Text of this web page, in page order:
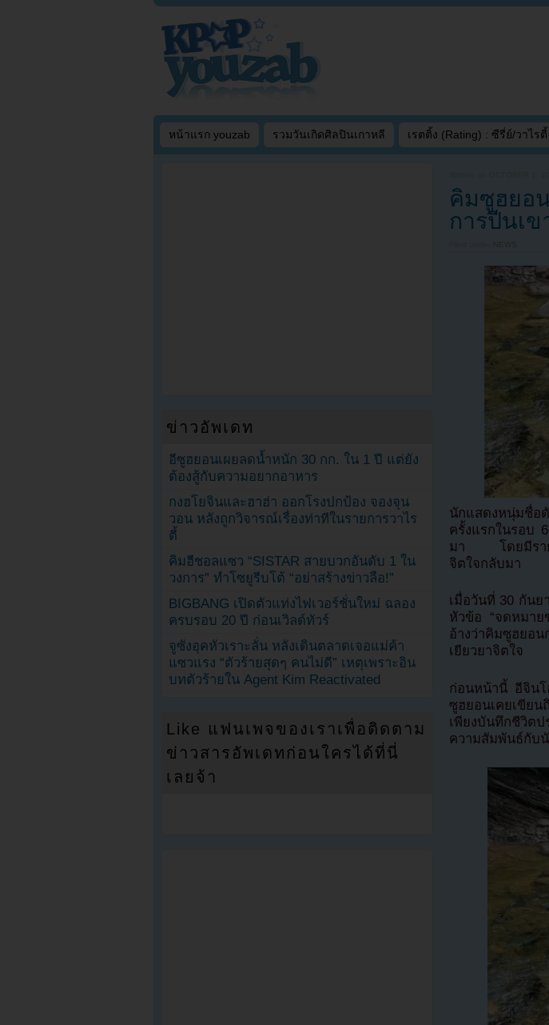
หน้าแรก youzab รวมวันเกิดศิลปินเกาหลี เรตติ้ง (Rating) : ซีรี่ย์/วาไรตี้
คิมซูฮยอ
การปีนเข
NEWS
นักแสดงหนุ่มชื่อ
ครั้งแรกในรอบ
มา โดยมีรายงา
จิตใจกลับมา
เมื่อวันที่ 30 กันย
หัวข้อ “จดหมาย
อ้างว่าคิมซูฮยอ
เยียวยาจิตใจ
ก่อนหน้านี้ อีจินโ
ซูฮยอนเคยเขีย
เพียงบันทึกชีวิตป
ความสัมพันธ์กับ
ข่าวอัพเดท
อีซูฮยอนเผยลดน้ำหนัก 30 กก. ใน 1 ปี แต่ยัง
ต้องสู้กับความอยากอาหาร
กงฮโยจินและฮาฮ่า ออกโรงปกป้อง จองจุน
วอน หลังถูกวิจารณ์เรื่องท่าทีในรายการวาไร
ตี้
คิมฮีชอลแซว “SISTAR สายบวกอันดับ 1 ใน
วงการ” ทำโซยูรีบโต้ “อย่าสร้างข่าวลือ!”
BIGBANG เปิดตัวแท่งไฟเวอร์ชั่นใหม่ ฉลอง
ครบรอบ 20 ปี ก่อนเวิลด์ทัวร์
จูซังอุคหัวเราะลั่น หลังเดินตลาดเจอแม่ค้า
แซวแรง “ตัวร้ายสุดๆ คนไม่ดี” เหตุเพราะอิน
บทตัวร้ายใน Agent Kim Reactivated
Like แฟนเพจของเราเพื่อติดตาม
ข่าวสารอัพเดทก่อนใครได้ที่นี่
เลยจ้า